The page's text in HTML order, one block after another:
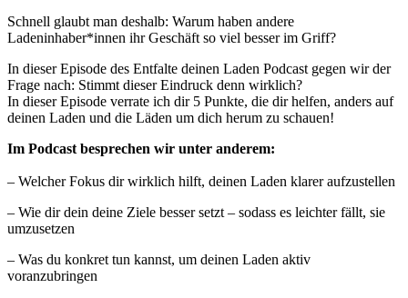
Schnell glaubt man deshalb: Warum haben andere
Ladeninhaber*innen ihr Geschäft so viel besser im Griff?
In dieser Episode des Entfalte deinen Laden Podcast gegen wir der
Frage nach: Stimmt dieser Eindruck denn wirklich?
In dieser Episode verrate ich dir 5 Punkte, die dir helfen, anders auf
deinen Laden und die Läden um dich herum zu schauen!
Im Podcast besprechen wir unter anderem:
– Welcher Fokus dir wirklich hilft, deinen Laden klarer aufzustellen
– Wie dir dein deine Ziele besser setzt – sodass es leichter fällt, sie
umzusetzen
– Was du konkret tun kannst, um deinen Laden aktiv
voranzubringen